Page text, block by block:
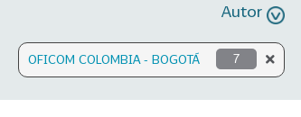
Autor
OFICOM COLOMBIA - BOGOTÁ 7